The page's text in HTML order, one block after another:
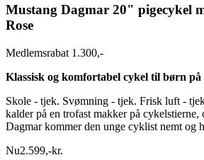
Mustang Dagmar 20" pigecykel
Rose
Medlemsrabat 1.300,-
Klassisk og komfortabel cykel til børn på
Skole - tjek. Svømning - tjek. Frisk luft -
kalder på en trofast makker på cykelstierne,
Dagmar kommer den unge cyklist nemt og
Nu2.599,-kr.